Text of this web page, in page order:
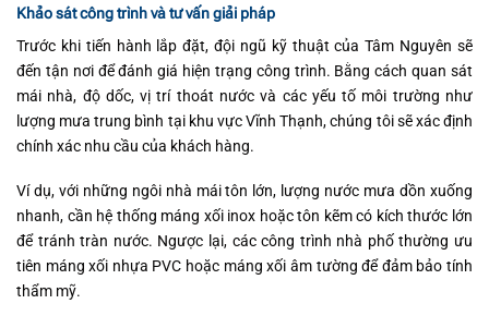
Khảo sát công trình và tư vấn giải pháp
Trước khi tiến hành lắp đặt, đội ngũ kỹ thuật của Tâm Nguyên sẽ
đến tận nơi để đánh giá hiện trạng công trình. Bằng cách quan sát
mái nhà, độ dốc, vị trí thoát nước và các yếu tố môi trường như
lượng mưa trung bình tại khu vực Vĩnh Thạnh, chúng tôi sẽ xác định
chính xác nhu cầu của khách hàng.
Ví dụ, với những ngôi nhà mái tôn lớn, lượng nước mưa dồn xuống
nhanh, cần hệ thống máng xối inox hoặc tôn kẽm có kích thước lớn
để tránh tràn nước. Ngược lại, các công trình nhà phố thường ưu
tiên máng xối nhựa PVC hoặc máng xối âm tường để đảm bảo tính
thẩm mỹ.